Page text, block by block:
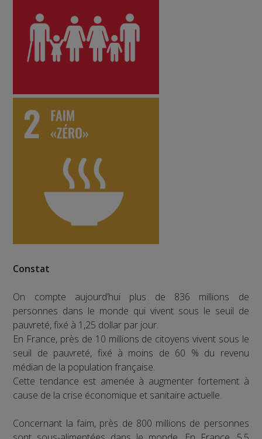
Constat
On compte aujourd’hui plus de 836 millions de
personnes dans le monde qui vivent sous le seuil de
pauvreté, fixé à 1,25 dollar par jour.
En France, près de 10 millions de citoyens vivent sous le
seuil de pauvreté, fixé à moins de 60 % du revenu
médian de la population française.
Cette tendance est amenée à augmenter fortement à
cause de la crise économique et sanitaire actuelle.
Concernant la faim, près de 800 millions de personnes